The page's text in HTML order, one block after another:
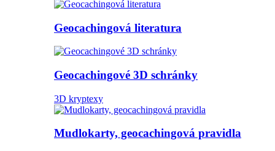
Geocachingová literatura
Geocachingové 3D schránky
3D kryptexy
Mudlokarty, geocachingová pravidla